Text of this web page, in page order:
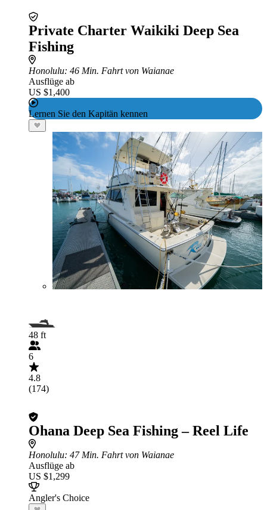
Private Charter Waikiki Deep Sea
Fishing
Honolulu: 46 Min. Fahrt von Waianae
Ausflüge ab
US $1,400
Lernen Sie den Kapitän kennen
48 ft
6
4.8
(174)
Ohana Deep Sea Fishing – Reel Life
Honolulu: 47 Min. Fahrt von Waianae
Ausflüge ab
US $1,299
Angler's Choice